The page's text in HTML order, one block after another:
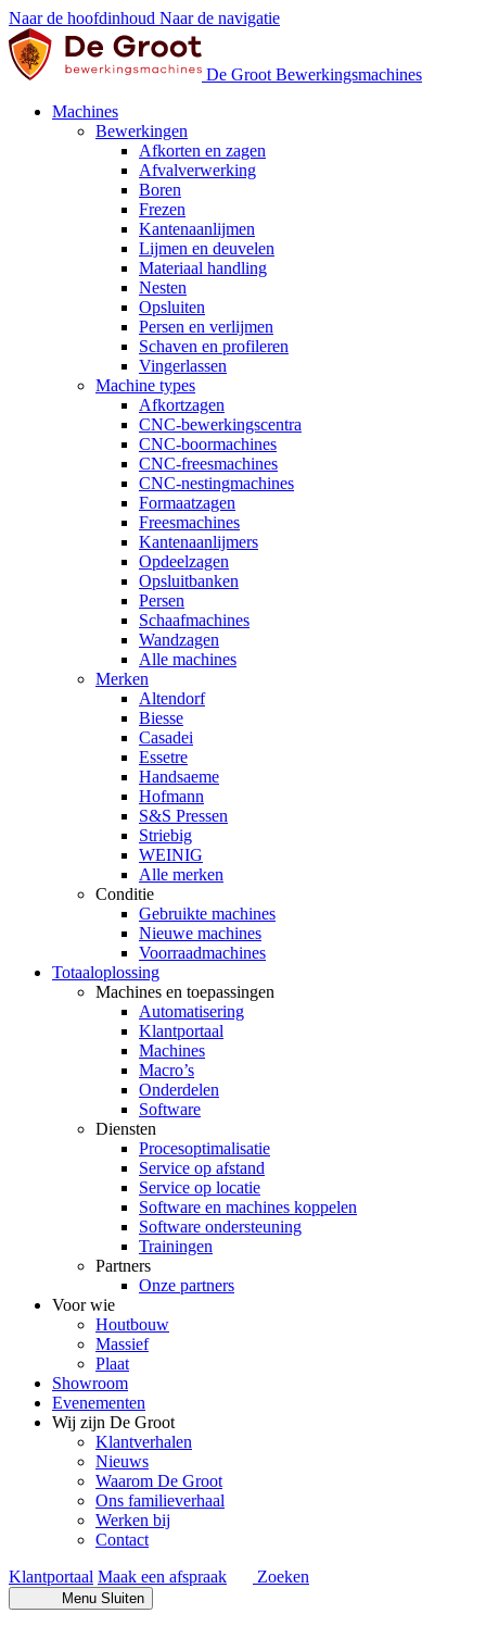
Naar de hoofdinhoud Naar de navigatie
De Groot Bewerkingsmachines
Machines
Bewerkingen
Afkorten en zagen
Afvalverwerking
Boren
Frezen
Kantenaanlijmen
Lijmen en deuvelen
Materiaal handling
Nesten
Opsluiten
Persen en verlijmen
Schaven en profileren
Vingerlassen
Machine types
Afkortzagen
CNC-bewerkingscentra
CNC-boormachines
CNC-freesmachines
CNC-nestingmachines
Formaatzagen
Freesmachines
Kantenaanlijmers
Opdeelzagen
Opsluitbanken
Persen
Schaafmachines
Wandzagen
Alle machines
Merken
Altendorf
Biesse
Casadei
Essetre
Handsaeme
Hofmann
S&S Pressen
Striebig
WEINIG
Alle merken
Conditie
Gebruikte machines
Nieuwe machines
Voorraadmachines
Totaaloplossing
Machines en toepassingen
Automatisering
Klantportaal
Machines
Macro’s
Onderdelen
Software
Diensten
Procesoptimalisatie
Service op afstand
Service op locatie
Software en machines koppelen
Software ondersteuning
Trainingen
Partners
Onze partners
Voor wie
Houtbouw
Massief
Plaat
Showroom
Evenementen
Wij zijn De Groot
Klantverhalen
Nieuws
Waarom De Groot
Ons familieverhaal
Werken bij
Contact
Klantportaal Maak een afspraak Zoeken
Menu Sluiten